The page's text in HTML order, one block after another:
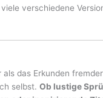
verschiedene
das Erkunden
selbst.Ob lustige